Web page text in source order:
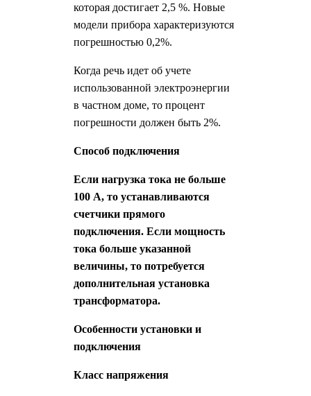
которая достигает 2,5 %. Новые
модели прибора характеризуются
погрешностью 0,2%.
Когда речь идет об учете
использованной электроэнергии
в частном доме, то процент
погрешности должен быть 2%.
Способ подключения
Если нагрузка тока не больше
100 А, то устанавливаются
счетчики прямого
подключения. Если мощность
тока больше указанной
величины, то потребуется
дополнительная установка
трансформатора.
Особенности установки и
подключения
Класс напряжения